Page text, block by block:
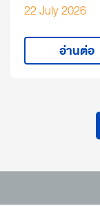
22 July 2026
อ่านต่อ